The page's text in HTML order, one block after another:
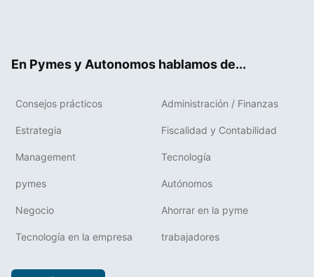
En Pymes y Autonomos hablamos de...
Consejos prácticos Administración / Finanzas
Estrategia Fiscalidad y Contabilidad
Management Tecnología
pymes Autónomos
Negocio Ahorrar en la pyme
Tecnología en la empresa trabajadores